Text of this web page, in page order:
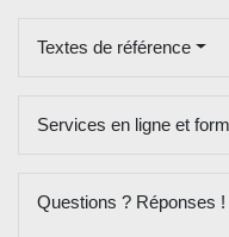
Textes de référence
Services en ligne et
Questions ? Réponses !